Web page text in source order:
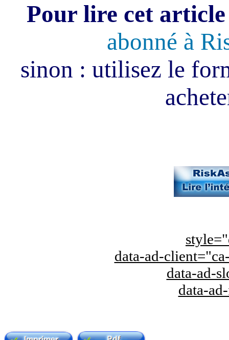
Pour lire cet
abonné à
sinon : utilisez le
data-ad-
data-ad-
data-